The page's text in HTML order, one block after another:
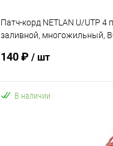
Патч-корд NETLAN U/UTP 4
заливной, многожильный,
140 ₽ / шт
В наличии